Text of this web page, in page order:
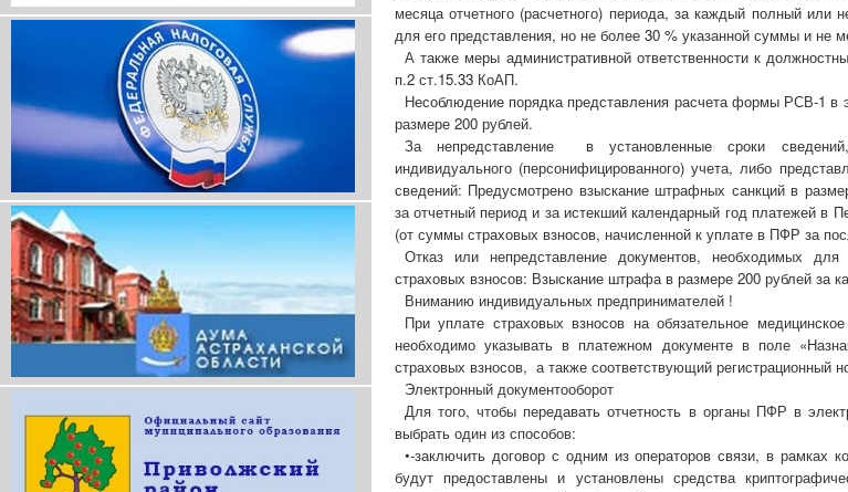
месяца отчетного (расчетного) периода, за каждый полный или
для его представления, но не более 30 % указанной суммы и не
А также меры административной ответственности к
п.2 ст.15.33 КоАП.
Несоблюдение порядка представления расчета формы РСВ-1 в
размере 200 рублей.
За непредставление в установленные сроки
индивидуального (персонифицированного) учета, либо
сведений: Предусмотрено взыскание штрафных санкций в
за отчетный период и за истекший календарный год платежей в
(от суммы страховых взносов, начисленной к уплате в ПФР за
Отказ или непредставление документов, необходимых
страховых взносов: Взыскание штрафа в размере 200 рублей за
Вниманию индивидуальных предпринимателей !
При уплате страховых взносов на обязательное
необходимо указывать в платежном документе в поле
страховых взносов, а также соответствующий регистрационный
Электронный документооборот
Для того, чтобы передавать отчетность в органы ПФР в
выбрать один из способов:
•-заключить договор с одним из операторов связи, в рамках
будут предоставлены и установлены средства